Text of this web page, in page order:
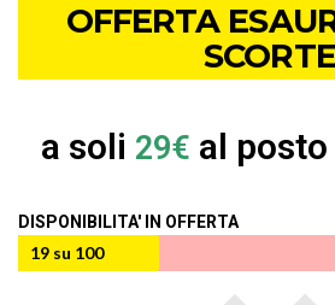
OFFERTA
SCORTE
a soli 29€ al posto
DISPONIBILITA' IN OFFERTA
19 su 100